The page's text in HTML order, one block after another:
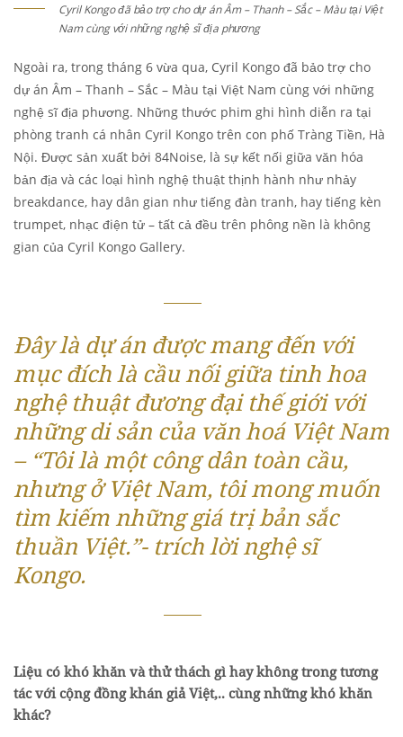
Cyril Kongo đã bảo trợ cho dự án Âm – Thanh – Sắc – Màu tại Việt
Nam cùng với những nghệ sĩ địa phương
Ngoài ra, trong tháng 6 vừa qua, Cyril Kongo đã bảo trợ cho
dự án Âm – Thanh – Sắc – Màu tại Việt Nam cùng với những
nghệ sĩ địa phương. Những thước phim ghi hình diễn ra tại
phòng tranh cá nhân Cyril Kongo trên con phố Tràng Tiền, Hà
Nội. Được sản xuất bởi 84Noise, là sự kết nối giữa văn hóa
bản địa và các loại hình nghệ thuật thịnh hành như nhảy
breakdance, hay dân gian như tiếng đàn tranh, hay tiếng kèn
trumpet, nhạc điện tử – tất cả đều trên phông nền là không
gian của Cyril Kongo Gallery.
Đây là dự án được mang đến với
mục đích là cầu nối giữa tinh hoa
nghệ thuật đương đại thế giới với
những di sản của văn hoá Việt Nam
– “Tôi là một công dân toàn cầu,
nhưng ở Việt Nam, tôi mong muốn
tìm kiếm những giá trị bản sắc
thuần Việt.”-trích lời nghệ sĩ
Kongo.
Liệu có khó khăn và thử thách gì hay không trong tương
tác với cộng đồng khán giả Việt,.. cùngnhữngkhó khăn
khác?